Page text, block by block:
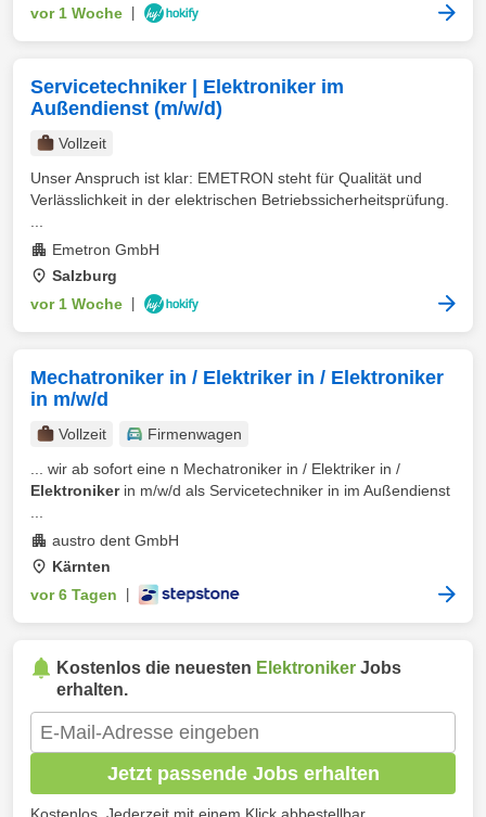
vor 1 Woche
Servicetechniker | Elektroniker im
Außendienst (m/w/d)
Vollzeit
Unser Anspruch ist klar: EMETRON steht für Qualität und
Verlässlichkeit in der elektrischen Betriebssicherheitsprüfung.
Emetron GmbH
Salzburg
vor 1 Woche
Mechatroniker in / Elektriker in / Elektroniker
in m/w/d
Vollzeit
Firmenwagen
... wir ab sofort eine n Mechatroniker in / Elektriker in /
Elektronikerin m/w/d als Servicetechniker in im Außendienst
austro dent GmbH
Kärnten
vor 6 Tagen
Kostenlos die neuesten Elektroniker Jobs
erhalten.
Jetzt passende Jobs erhalten